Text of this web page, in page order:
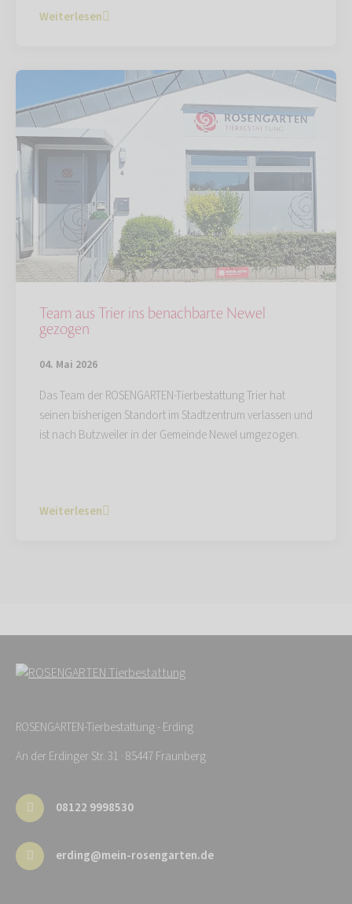
Weiterlesen
Team aus Trier ins benachbarte Newel
gezogen
04. Mai 2026
Das Team der ROSENGARTEN-Tierbestattung Trier hat
seinen bisherigen Standort im Stadtzentrum verlassen und
ist nach Butzweiler in der Gemeinde Newel umgezogen.
Weiterlesen
ROSENGARTEN-Tierbestattung - Erding
An der Erdinger Str. 31 · 85447 Fraunberg
08122 9998530
erding@mein-rosengarten.de